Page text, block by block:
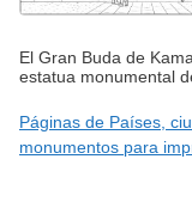
El Gran Buda de
estatua monumental
Páginas de Países,
monumentos para